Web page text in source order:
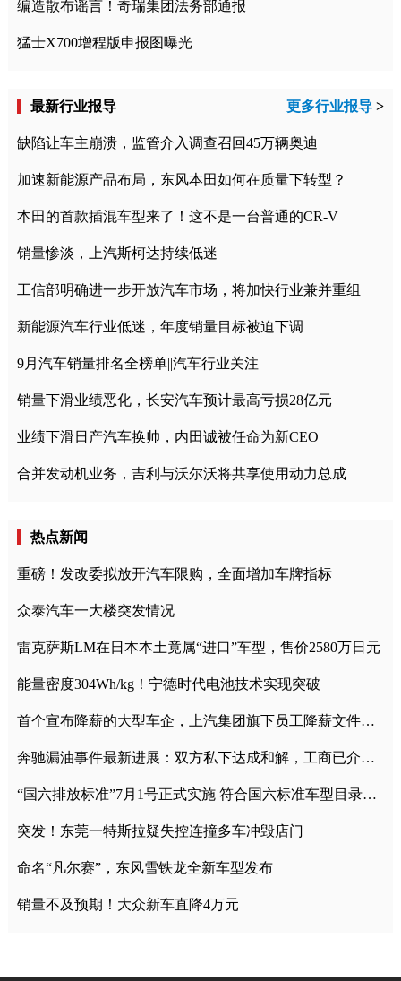
编造散布谣言！奇瑞集团法务部通报
猛士X700增程版申报图曝光
最新行业报导 更多行业报导 >
缺陷让车主崩溃，监管介入调查召回45万辆奥迪
加速新能源产品布局，东风本田如何在质量下转型？
本田的首款插混车型来了！这不是一台普通的CR-V
销量惨淡，上汽斯柯达持续低迷
工信部明确进一步开放汽车市场，将加快行业兼并重组
新能源汽车行业低迷，年度销量目标被迫下调
9月汽车销量排名全榜单||汽车行业关注
销量下滑业绩恶化，长安汽车预计最高亏损28亿元
业绩下滑日产汽车换帅，内田诚被任命为新CEO
合并发动机业务，吉利与沃尔沃将共享使用动力总成
热点新闻
重磅！发改委拟放开汽车限购，全面增加车牌指标
众泰汽车一大楼突发情况
雷克萨斯LM在日本本土竟属“进口”车型，售价2580万日元
能量密度304Wh/kg！宁德时代电池技术实现突破
首个宣布降薪的大型车企，上汽集团旗下员工降薪文件曝光
奔驰漏油事件最新进展：双方私下达成和解，工商已介入调查
“国六排放标准”7月1号正式实施 符合国六标准车型目录一览
突发！东莞一特斯拉疑失控连撞多车冲毁店门
命名“凡尔赛”，东风雪铁龙全新车型发布
销量不及预期！大众新车直降4万元